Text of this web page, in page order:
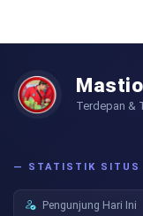
Terdepan &
— STATISTIK SITUS
Pengunjung Hari Ini